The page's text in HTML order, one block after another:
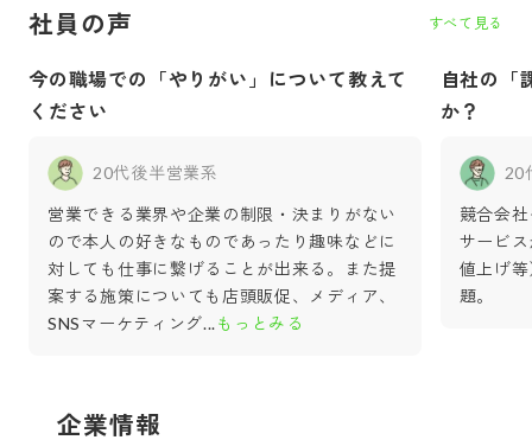
社員の声 すべて見る
今の職場での「やりがい」について教えて
ください
20代後半営業系
営業できる業界や企業の制限・決まりがない
ので本人の好きなものであったり趣味などに
対しても仕事に繋げることが出来る。また提
案する施策についても店頭販促、メディア、
SNSマーケティング...もっとみる
自社の「
か？
20
競合会
サービ
値上げ
題。
企業情報